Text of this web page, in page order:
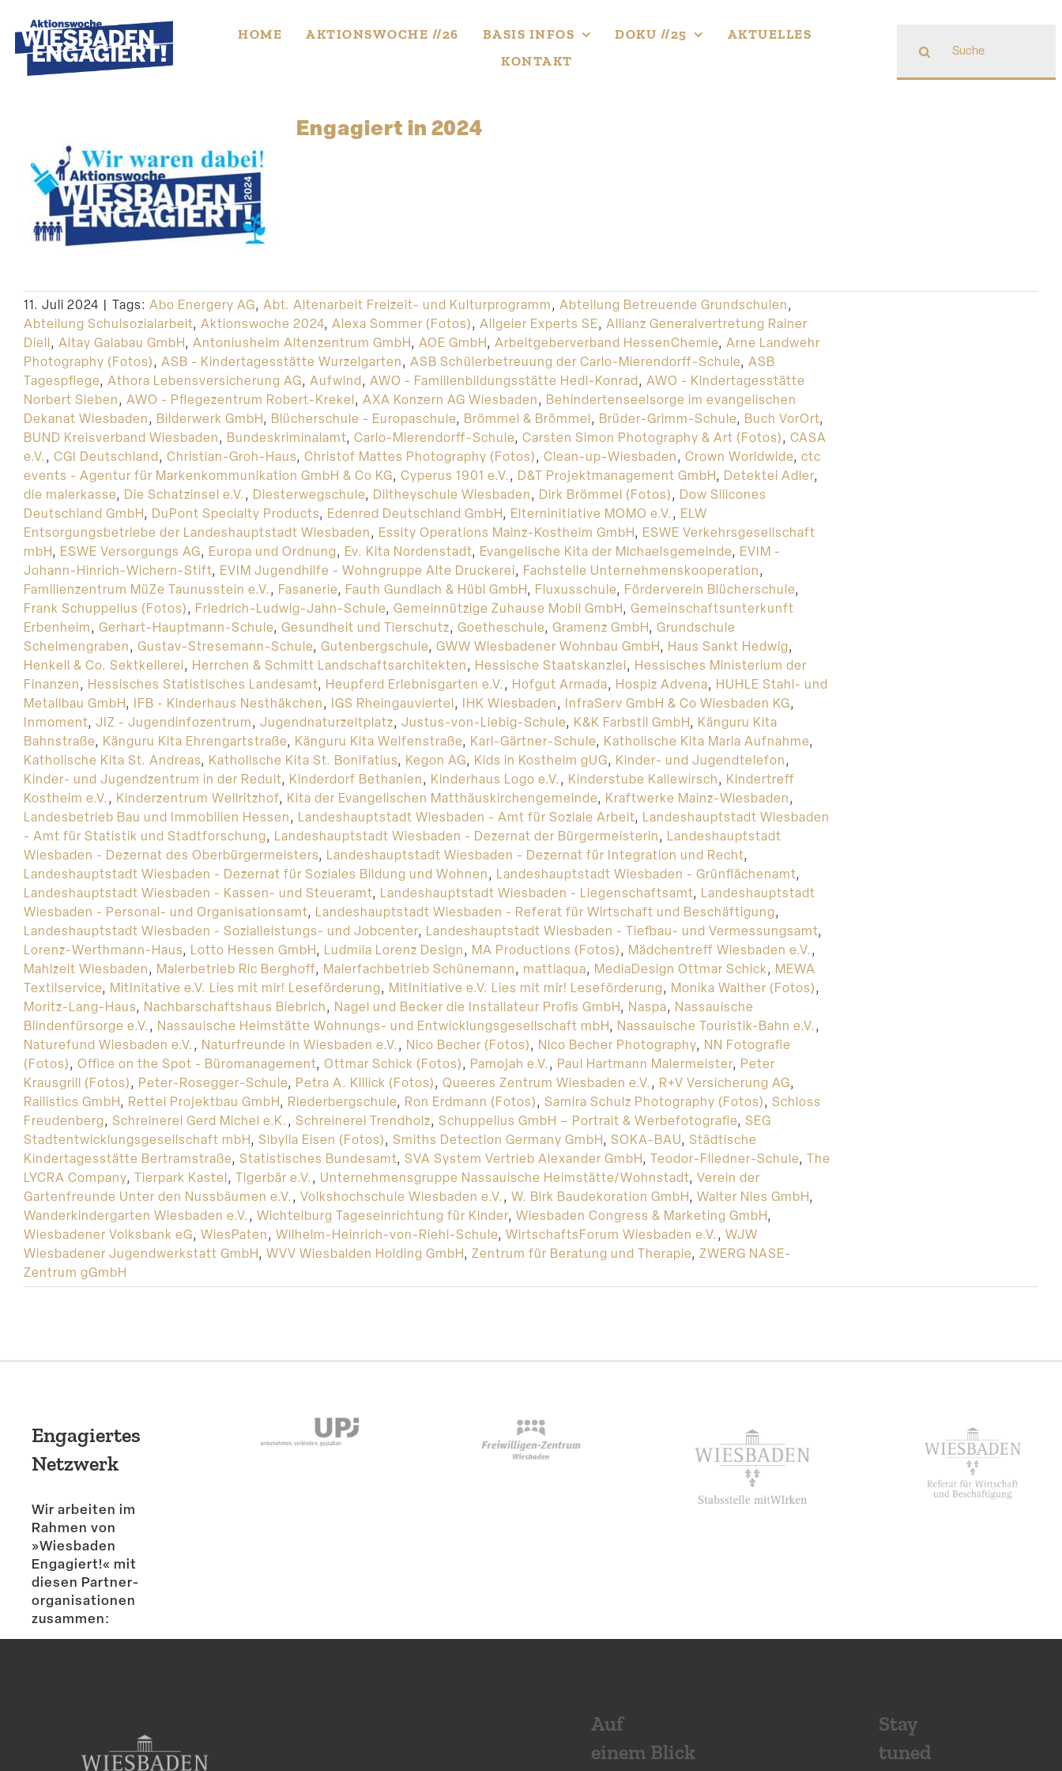
to
content
HOME AKTIONS­WOCHE //26 BASIS INFOS DOKU //25
AKTUELLES
KONTAKT
nach:
Engagiert in 2024
11. Juli 2024 | Tags: Abo Energery AG, Abt. Altenarbeit Freizeit- und Kulturprogramm, Abteilung Betreuende Grundschulen,
Abteilung Schulsozialarbeit, Aktionswoche 2024, Alexa Sommer (Fotos), Allgeier Experts SE, Allianz Generalvertretung Rainer
Diell, Altay Galabau GmbH, Antoniusheim Altenzentrum GmbH, AOE GmbH, Arbeitgeberverband HessenChemie, Arne Landwehr
Photography (Fotos), ASB - Kindertagesstätte Wurzelgarten, ASB Schülerbetreuung der Carlo-Mierendorff-Schule, ASB
Tagespflege, Athora Lebensversicherung AG, Aufwind, AWO - Familienbildungsstätte Hedi-Konrad, AWO - Kindertagesstätte
Norbert Sieben, AWO - Pflegezentrum Robert-Krekel, AXA Konzern AG Wiesbaden, Behindertenseelsorge im evangelischen
Dekanat Wiesbaden, Bilderwerk GmbH, Blücherschule - Europaschule, Brömmel & Brömmel, Brüder-Grimm-Schule, Buch VorOrt,
BUND Kreisverband Wiesbaden, Bundeskriminalamt, Carlo-Mierendorff-Schule, Carsten Simon Photography & Art (Fotos), CASA
e.V., CGI Deutschland, Christian-Groh-Haus, Christof Mattes Photography (Fotos), Clean-up-Wiesbaden, Crown Worldwide, ctc
events - Agentur für Markenkommunikation GmbH & Co KG, Cyperus 1901 e.V., D&T Projektmanagement GmbH, Detektei Adler,
die malerkasse, Die Schatzinsel e.V., Diesterwegschule, Diltheyschule Wiesbaden, Dirk Brömmel (Fotos), Dow Silicones
Deutschland GmbH, DuPont Specialty Products, Edenred Deutschland GmbH, Elterninitiative MOMO e.V., ELW
Entsorgungsbetriebe der Landeshauptstadt Wiesbaden, Essity Operations Mainz-Kostheim GmbH, ESWE Verkehrsgesellschaft
mbH, ESWE Versorgungs AG, Europa und Ordnung, Ev. Kita Nordenstadt, Evangelische Kita der Michaelsgemeinde, EVIM -
Johann-Hinrich-Wichern-Stift, EVIM Jugendhilfe - Wohngruppe Alte Druckerei, Fachstelle Unternehmenskooperation,
Familienzentrum MüZe Taunusstein e.V., Fasanerie, Fauth Gundlach & Hübl GmbH, Fluxusschule, Förderverein Blücherschule,
Frank Schuppelius (Fotos), Friedrich-Ludwig-Jahn-Schule, Gemeinnützige Zuhause Mobil GmbH, Gemeinschaftsunterkunft
Erbenheim, Gerhart-Hauptmann-Schule, Gesundheit und Tierschutz, Goetheschule, Gramenz GmbH, Grundschule
Schelmengraben, Gustav-Stresemann-Schule, Gutenbergschule, GWW Wiesbadener Wohnbau GmbH, Haus Sankt Hedwig,
Henkell & Co. Sektkellerei, Herrchen & Schmitt Landschaftsarchitekten, Hessische Staatskanzlei, Hessisches Ministerium der
Finanzen, Hessisches Statistisches Landesamt, Heupferd Erlebnisgarten e.V., Hofgut Armada, Hospiz Advena, HUHLE Stahl- und
Metallbau GmbH, IFB - Kinderhaus Nesthäkchen, IGS Rheingauviertel, IHK Wiesbaden, InfraServ GmbH & Co Wiesbaden KG,
Inmoment, JIZ - Jugendinfozentrum, Jugendnaturzeltplatz, Justus-von-Liebig-Schule, K&K Farbstil GmbH, Känguru Kita
Bahnstraße, Känguru Kita Ehrengartstraße, Känguru Kita Welfenstraße, Karl-Gärtner-Schule, Katholische Kita Maria Aufnahme,
Katholische Kita St. Andreas, Katholische Kita St. Bonifatius, Kegon AG, Kids in Kostheim gUG, Kinder- und Jugendtelefon,
Kinder- und Jugendzentrum in der Reduit, Kinderdorf Bethanien, Kinderhaus Logo e.V., Kinderstube Kallewirsch, Kindertreff
Kostheim e.V., Kinderzentrum Wellritzhof, Kita der Evangelischen Matthäuskirchengemeinde, Kraftwerke Mainz-Wiesbaden,
Landesbetrieb Bau und Immobilien Hessen, Landeshauptstadt Wiesbaden - Amt für Soziale Arbeit, Landeshauptstadt Wiesbaden
- Amt für Statistik und Stadtforschung, Landeshauptstadt Wiesbaden - Dezernat der Bürgermeisterin, Landeshauptstadt
Wiesbaden - Dezernat des Oberbürgermeisters, Landeshauptstadt Wiesbaden - Dezernat für Integration und Recht,
Landeshauptstadt Wiesbaden - Dezernat für Soziales Bildung und Wohnen, Landeshauptstadt Wiesbaden - Grünflächenamt,
Landeshauptstadt Wiesbaden - Kassen- und Steueramt, Landeshauptstadt Wiesbaden - Liegenschaftsamt, Landeshauptstadt
Wiesbaden - Personal- und Organisationsamt, Landeshauptstadt Wiesbaden - Referat für Wirtschaft und Beschäftigung,
Landeshauptstadt Wiesbaden - Sozialleistungs- und Jobcenter, Landeshauptstadt Wiesbaden - Tiefbau- und Vermessungsamt,
Lorenz-Werthmann-Haus, Lotto Hessen GmbH, Ludmila Lorenz Design, MA Productions (Fotos), Mädchentreff Wiesbaden e.V.,
Mahlzeit Wiesbaden, Malerbetrieb Ric Berghoff, Malerfachbetrieb Schünemann, mattiaqua, MediaDesign Ottmar Schick, MEWA
Textilservice, MitInitative e.V. Lies mit mir! Leseförderung, MitInitiative e.V. Lies mit mir! Leseförderung, Monika Walther (Fotos),
Moritz-Lang-Haus, Nachbarschaftshaus Biebrich, Nagel und Becker die Installateur Profis GmbH, Naspa, Nassauische
Blindenfürsorge e.V., Nassauische Heimstätte Wohnungs- und Entwicklungsgesellschaft mbH, Nassauische Touristik-Bahn e.V.,
Naturefund Wiesbaden e.V., Naturfreunde in Wiesbaden e.V., Nico Becher (Fotos), Nico Becher Photography, NN Fotografie
(Fotos), Office on the Spot - Büromanagement, Ottmar Schick (Fotos), Pamojah e.V., Paul Hartmann Malermeister, Peter
Krausgrill (Fotos), Peter-Rosegger-Schule, Petra A. Killick (Fotos), Queeres Zentrum Wiesbaden e.V., R+V Versicherung AG,
Railistics GmbH, Rettel Projektbau GmbH, Riederbergschule, Ron Erdmann (Fotos), Samira Schulz Photography (Fotos), Schloss
Freudenberg, Schreinerei Gerd Michel e.K., Schreinerei Trendholz, Schuppelius GmbH – Portrait & Werbefotografie, SEG
Stadtentwicklungsgesellschaft mbH, Sibylla Eisen (Fotos), Smiths Detection Germany GmbH, SOKA-BAU, Städtische
Kindertagesstätte Bertramstraße, Statistisches Bundesamt, SVA System Vertrieb Alexander GmbH, Teodor-Fliedner-Schule, The
LYCRA Company, Tierpark Kastel, Tigerbär e.V., Unternehmensgruppe Nassauische Heimstätte/Wohnstadt, Verein der
Gartenfreunde Unter den Nussbäumen e.V., Volkshochschule Wiesbaden e.V., W. Birk Baudekoration GmbH, Walter Nies GmbH,
Wanderkindergarten Wiesbaden e.V., Wichtelburg Tageseinrichtung für Kinder, Wiesbaden Congress & Marketing GmbH,
Wiesbadener Volksbank eG, WiesPaten, Wilhelm-Heinrich-von-Riehl-Schule, WirtschaftsForum Wiesbaden e.V., WJW
Wiesbadener Jugendwerkstatt GmbH, WVV Wiesbalden Holding GmbH, Zentrum für Beratung und Therapie, ZWERG NASE-
Zentrum gGmbH
Engagiertes
Netzwerk
Wir arbeiten im
Rahmen von
»Wiesbaden
Engagiert!« mit
diesen Partner­
or­ga­ni­sa­tionen
zusammen:
Auf
einem Blick
Stay
tuned